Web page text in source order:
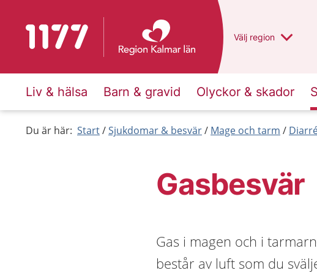
Till startsidan för 1177 Du har valt region
Välj en annan
region
Liv & hälsa Barn & gravid Olyckor & skador
Du är här: Start Sjukdomar & besvär Mage och tarm
Gasbesvär
Gas i magen och i
består av luft som du